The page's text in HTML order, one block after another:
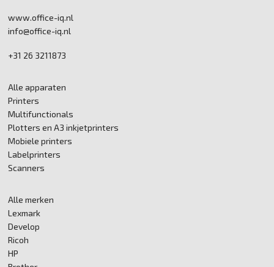
www.office-iq.nl
info@office-iq.nl
+31 26 3211873
Alle apparaten
Printers
Multifunctionals
Plotters en A3 inkjetprinters
Mobiele printers
Labelprinters
Scanners
Alle merken
Lexmark
Develop
Ricoh
HP